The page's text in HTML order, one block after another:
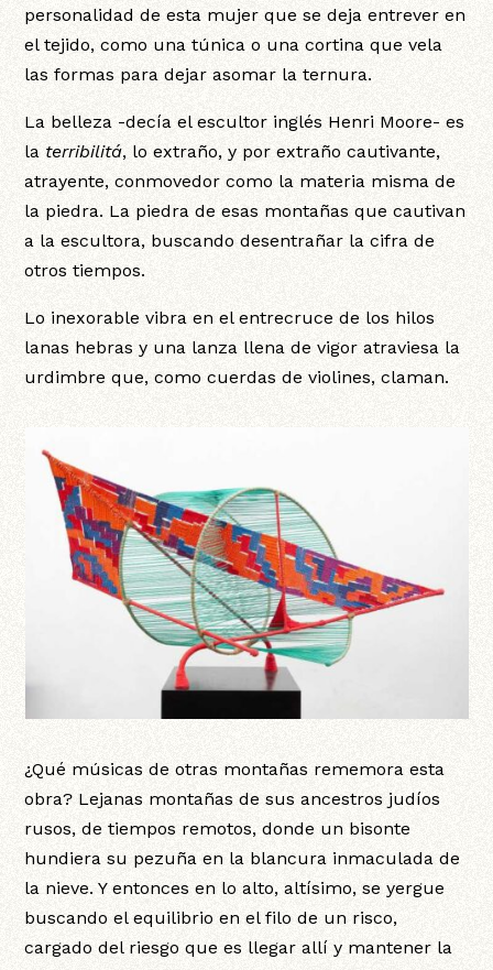
personalidad de esta mujer que se deja entrever en
el tejido, como una túnica o una cortina que vela
las formas para dejar asomar la ternura.
La belleza -decía el escultor inglés Henri Moore- es
la terribilitá, lo extraño, y por extraño cautivante,
atrayente, conmovedor como la materia misma de
la piedra. La piedra de esas montañas que cautivan
a la escultora, buscando desentrañar la cifra de
otros tiempos.
Lo inexorable vibra en el entrecruce de los hilos
lanas hebras y una lanza llena de vigor atraviesa la
urdimbre que, como cuerdas de violines, claman.
¿Qué músicas de otras montañas rememora esta
obra? Lejanas montañas de sus ancestros judíos
rusos, de tiempos remotos, donde un bisonte
hundiera su pezuña en la blancura inmaculada de
la nieve. Y entonces en lo alto, altísimo, se yergue
buscando el equilibrio en el filo de un risco,
cargado del riesgo que es llegar allí y mantener la